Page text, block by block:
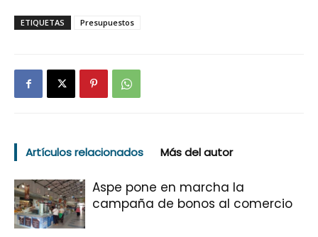
ETIQUETAS Presupuestos
Artículos relacionados Más del autor
Aspe pone en marcha la
campaña de bonos al comercio